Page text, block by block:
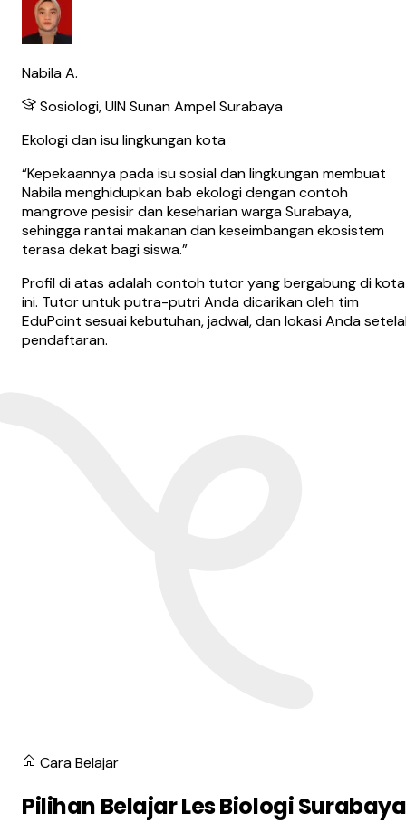
Nabila A.
Sosiologi, UIN Sunan Ampel Surabaya
Ekologi dan isu lingkungan kota
“Kepekaannya pada isu sosial dan lingkungan membuat
Nabila menghidupkan bab ekologi dengan contoh
mangrove pesisir dan keseharian warga Surabaya,
sehingga rantai makanan dan keseimbangan ekosistem
terasa dekat bagi siswa.”
Profil di atas adalah contoh tutor yang bergabung di kota
ini. Tutor untuk putra-putri Anda dicarikan oleh tim
EduPoint sesuai kebutuhan, jadwal, dan lokasi Anda
pendaftaran.
Cara Belajar
Pilihan Belajar Les Biologi Surabaya